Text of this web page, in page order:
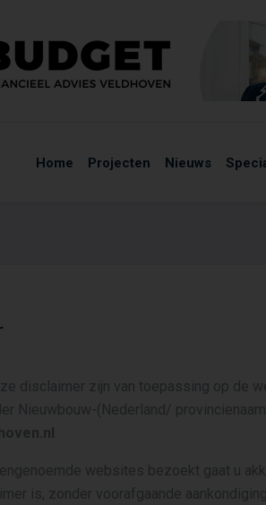
Home Projecten Nieuws
disclaimer zijn van toepassing op de
Nieuwbouw-(Nederland/
websites bezoekt gaat u
is, zonder voorafgaande